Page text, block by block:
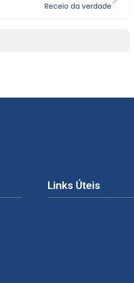
Receio da verdade
Links Úteis